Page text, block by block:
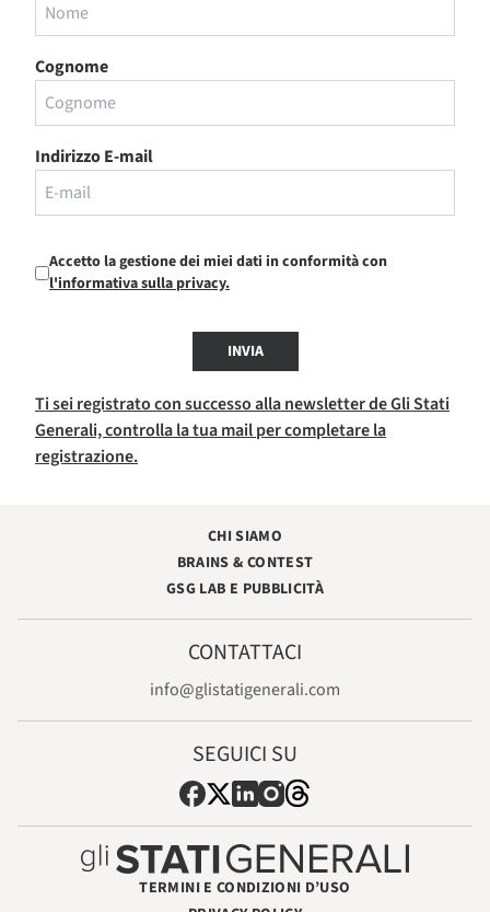
Cognome
Indirizzo E-mail
Accetto la gestione dei miei dati in conformità con
l'informativa sulla privacy.
INVIA
Ti sei registrato con successo alla newsletter de Gli Stati
Generali, controlla la tua mail per completare la
registrazione.
CHI SIAMO
BRAINS & CONTEST
GSG LAB E PUBBLICITÀ
CONTATTACI
info@glistatigenerali.com
SEGUICI SU
TERMINI E CONDIZIONI D’USO